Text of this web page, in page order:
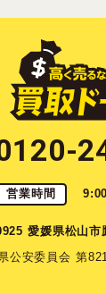
営業時間
愛媛県松山
公安委員会 第